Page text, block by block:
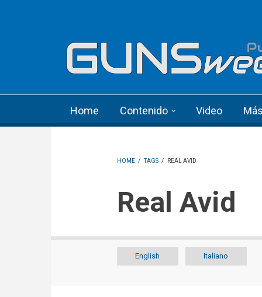
Home Contenido Video
HOME / TAGS / REAL AVID
Real Avid
English Italiano